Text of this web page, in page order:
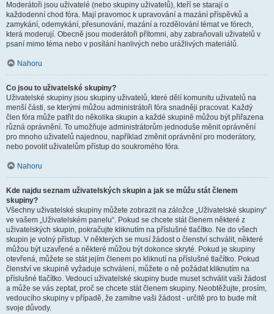
Moderátoři jsou uživatelé (nebo skupiny uživatelů), kteří se starají o
každodenní chod fóra. Mají pravomoc k upravování a mazání příspěvků a
zamykání, odemykání, přesunování, mazání a rozdělování témat ve fórech,
která moderují. Obecně jsou moderátoři přítomni, aby zabraňovali uživatelů v
psaní mimo téma nebo v posílání hanlivých nebo urážlivých materiálů.
Nahoru
Co jsou to uživatelské skupiny?
Uživatelské skupiny jsou skupiny uživatelů, které dělí komunitu uživatelů na
menší části, se kterými můžou administrátoři fóra snadněji pracovat. Každý
člen fóra může patřit do několika skupin a každé skupině můžou být přiřazena
různá oprávnění. To umožňuje administrátorům jednoduše měnit oprávnění
pro mnoho uživatelů najednou, například změnit oprávnění pro moderátory,
nebo povolit uživatelům přístup do soukromého fóra.
Nahoru
Kde najdu seznam uživatelských skupin a jak se můžu stát členem
skupiny?
Všechny uživatelské skupiny můžete zobrazit na záložce „Uživatelské skupiny“
ve vašem „Uživatelském panelu“. Pokud se chcete stát členem některé z
uživatelských skupin, pokračujte kliknutím na příslušné tlačítko. Ne do všech
skupin je volný přístup. V některých se musí žádost o členství schválit, některé
můžou být uzavřené a některé můžou být dokonce skryté. Pokud je skupiny
otevřená, můžete se stát jejím členem po kliknutí na příslušné tlačítko. Pokud
členství ve skupině vyžaduje schválení, můžete o ně požádat kliknutím na
příslušné tlačítko. Vedoucí uživatelské skupiny bude muset schválit vaši žádost
a může se vás zeptat, proč se chcete stát členem skupiny. Neobtěžujte, prosím,
vedoucího skupiny v případě, že zamítne vaši žádost - určitě pro to bude mít
svoje důvody.